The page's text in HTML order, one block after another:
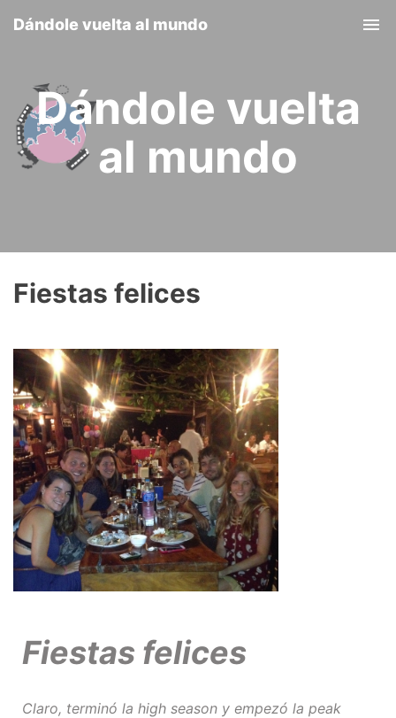
Dándole vuelta al mundo
Dándole vuelta
al mundo
Fiestas felices
Fiestas felices
Claro, terminó la high season y empezó la peak